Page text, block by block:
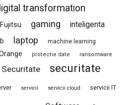
transformation
Fujitsu gaming
inteligenta
laptop machine learning
protectie date ransomware
Securitate
securitate
servicii servicii cloud servicii IT